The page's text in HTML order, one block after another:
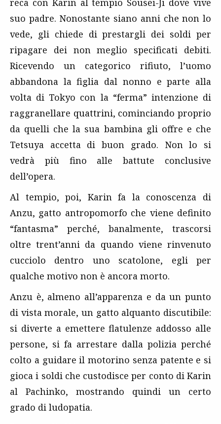
reca con Karin al tempio Sousei-Ji dove vive
suo padre. Nonostante siano anni che non lo
vede, gli chiede di prestargli dei soldi per
ripagare dei non meglio specificati debiti.
Ricevendo un categorico rifiuto, l’uomo
abbandona la figlia dal nonno e parte alla
volta di Tokyo con la “ferma” intenzione di
raggranellare quattrini, cominciando proprio
da quelli che la sua bambina gli offre e che
Tetsuya accetta di buon grado. Non lo si
vedrà più fino alle battute conclusive
dell’opera.
Al tempio, poi, Karin fa la conoscenza di
Anzu, gatto antropomorfo che viene definito
“fantasma” perché, banalmente, trascorsi
oltre trent’anni da quando viene rinvenuto
cucciolo dentro uno scatolone, egli per
qualche motivo non è ancora morto.
Anzu è, almeno all’apparenza e da un punto
di vista morale, un gatto alquanto discutibile:
si diverte a emettere flatulenze addosso alle
persone, si fa arrestare dalla polizia perché
colto a guidare il motorino senza patente e si
gioca i soldi che custodisce per conto di Karin
al Pachinko, mostrando quindi un certo
grado di ludopatia.